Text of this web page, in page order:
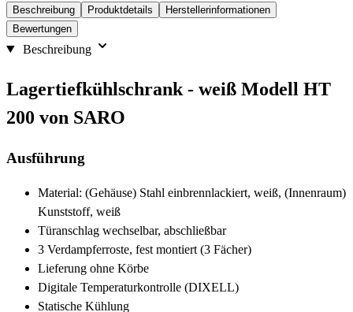
Beschreibung Produktdetails
Herstellerinformationen
Bewertungen
Beschreibung
Lagertiefkühlschrank - weiß Modell HT
200 von SARO
Ausführung
Material: (Gehäuse) Stahl einbrennlackiert, weiß, (Innenraum)
Kunststoff, weiß
Türanschlag wechselbar, abschließbar
3 Verdampferroste, fest montiert (3 Fächer)
Lieferung ohne Körbe
Digitale Temperaturkontrolle (DIXELL)
Statische Kühlung